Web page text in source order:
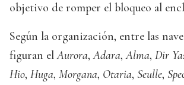
objetivo de romper el bloqueo al
Según la organización, entre las
figuran elAurora,Adara,Alma, Dir
Hio, Huga, Morgana, Otaria, Seulle,